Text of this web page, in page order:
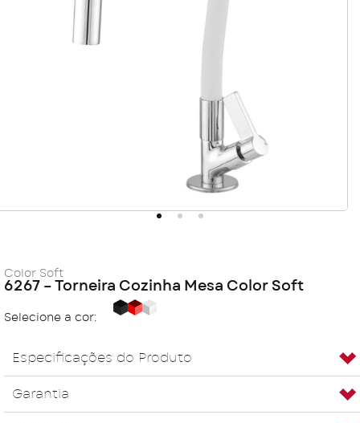
Color Soft
6267 – Torneira Cozinha Mesa Color Soft
Selecione a cor: Black
Red
Especificações do Produto
Garantia